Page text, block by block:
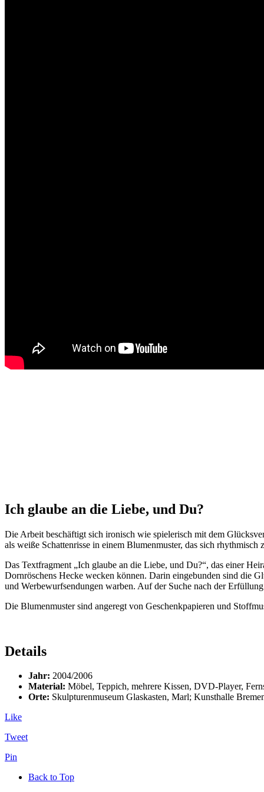
Ich glaube an die Liebe, und Du?
Die Arbeit beschäftigt sich ironisch wie spielerisch mit dem
als weiße Schattenrisse in einem Blumenmuster, das sich
Das Textfragment „Ich glaube an die Liebe, und Du?“, das einer
Dornröschens Hecke wecken können. Darin eingebunden sind die
und Werbewurfsendungen warben. Auf der Suche nach der
Die Blumenmuster sind angeregt von Geschenkpapieren und
Details
Jahr: 2004/2006
Material: Möbel, Teppich, mehrere Kissen, DVD-Player,
Orte: Skulpturenmuseum Glaskasten, Marl; Kunsthalle
Like
Tweet
Pin
Back to Top